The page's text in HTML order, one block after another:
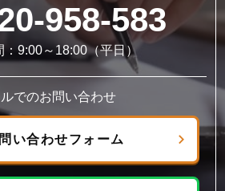
958-583
：9:00～18:00（平日）
ルでのお問い合わせ
い合わせフォーム